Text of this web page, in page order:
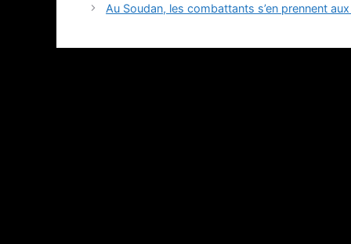
Au Soudan, les combattants s’en prennent